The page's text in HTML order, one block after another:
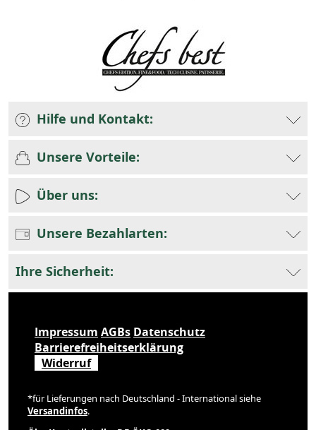
Hilfe und Kontakt:
Unsere Vorteile:
Über uns:
Unsere Bezahlarten:
Ihre Sicherheit:
Impressum AGBs Datenschutz
Barrierefreiheitserklärung
Widerruf
*für Lieferungen nach Deutschland - International siehe
Versandinfos.